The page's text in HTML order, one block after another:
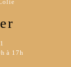
à 17h